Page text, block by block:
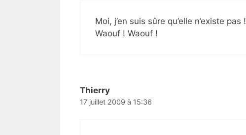
Moi, j’en suis sûre qu’elle n’existe pas !
Waouf ! Waouf !
Thierry
17 juillet 2009 à 15:36